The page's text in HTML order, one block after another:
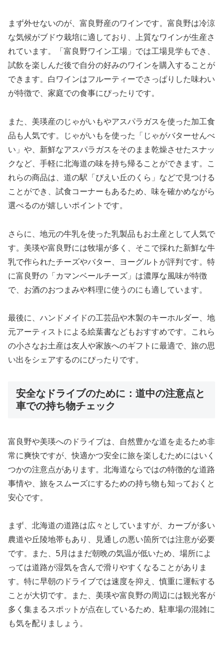
まず外せないのが、富良野産のワインです。富良野は冷涼
な気候がブドウ栽培に適しており、上質なワインが生産さ
れています。「富良野ワイン工場」では工場見学もでき、
試飲を楽しんだ後で自分の好みのワインを購入することが
できます。白ワインはフルーティーでさっぱりした味わい
が特徴で、家庭での食事にぴったりです。
また、美瑛産のじゃがいもやアスパラガスを使った加工食
品も人気です。じゃがいもを使った「じゃがバターせんべ
い」や、新鮮なアスパラガスをそのまま乾燥させたスナッ
クなど、手軽に北海道の味を持ち帰ることができます。こ
れらの商品は、道の駅「びえい丘のくら」などで見つける
ことができ、試食コーナーもあるため、味を確かめながら
選べるのが嬉しいポイントです。
さらに、地元の牛乳を使った乳製品もお土産として人気で
す。美瑛や富良野には牧場が多く、そこで採れた新鮮な牛
乳で作られたチーズやバター、ヨーグルトが評判です。特
に富良野の「カマンベールチーズ」は濃厚な風味が特徴
で、お酒のおつまみや料理に使うのにも適しています。
最後に、ハンドメイドの工芸品や木製のキーホルダー、地
元アーティストによる絵葉書などもおすすめです。これら
の小さなお土産は友人や家族へのギフトに最適で、旅の思
い出をシェアするのにぴったりです。
安全なドライブのために：道中の注意点と
車での持ち物チェック
富良野や美瑛へのドライブは、自然豊かな道を走るため非
常に爽快ですが、快適かつ安全に旅を楽しむためにはいく
つかの注意点があります。北海道ならではの特徴的な道路
事情や、旅をスムーズにするための持ち物も知っておくと
安心です。
まず、北海道の道路は広々としていますが、カーブが多い
農道や丘陵地帯もあり、見通しの悪い箇所では注意が必要
です。また、5月はまだ朝晩の気温が低いため、場所によ
っては道路が湿気を含んで滑りやすくなることがありま
す。特に早朝のドライブでは速度を抑え、慎重に運転する
ことが大切です。また、美瑛や富良野の周辺には観光客が
多く集まるスポットが点在しているため、駐車場の混雑に
も気を配りましょう。